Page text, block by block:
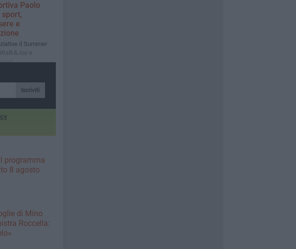
Paolo
sport,
e
il Summer
e
Iscriviti
programma
8 agosto
di Mino
Roccella: